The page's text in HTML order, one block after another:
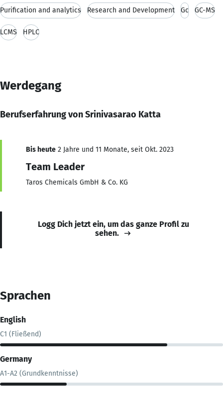
Purification and analytics Research and Development Gc GC-MS
LCMS HPLC
Werdegang
Berufserfahrung von Srinivasarao Katta
Bis heute 2 Jahre und 11 Monate, seit Okt. 2023
Team Leader
Taros Chemicals GmbH & Co. KG
Logg Dich jetzt ein, um das ganze Profil zu
sehen.
Sprachen
English
C1 (Fließend)
Germany
A1-A2 (Grundkenntnisse)